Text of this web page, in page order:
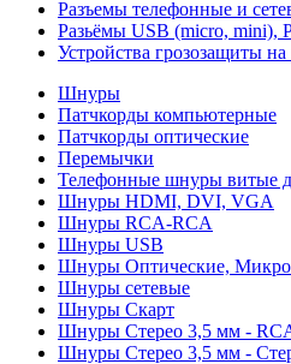
Разъемы телефонные и
Разьёмы USB (micro, mini),
Устройства грозозащиты
Шнуры
Патчкорды компьютерные
Патчкорды оптические
Перемычки
Телефонные шнуры витые
Шнуры HDMI, DVI, VGA
Шнуры RCA-RCA
Шнуры USB
Шнуры Оптические,
Шнуры сетевые
Шнуры Скарт
Шнуры Стерео 3,5 мм -
Шнуры Стерео 3,5 мм -